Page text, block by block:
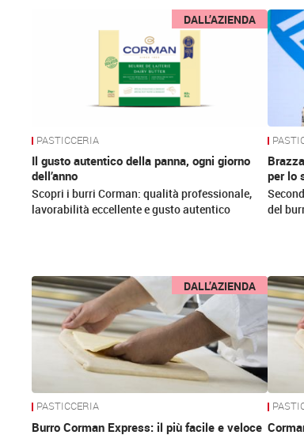
DALL’AZIENDA
PASTICCERIA
Il gusto autentico della panna, ogni giorno
dell’anno
Scopri i burri Corman: qualità professionale,
lavorabilità eccellente e gusto autentico
per lo
del
DALL’AZIENDA
PASTICCERIA
Burro Corman Express: il più facile e veloce